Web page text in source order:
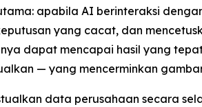
apabila AI berinteraksi
yang cacat, dan
dapat mencapai hasil yang
— yang mencerminkan
data perusahaan secara